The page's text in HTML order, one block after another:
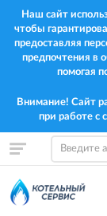
Наш сайт
чтобы
предоставляя
предпочтения в
помогая
Внимание! Сайт
при работе с